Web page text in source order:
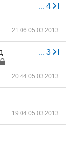
... 4
21:06 05.03.2013
... 3
20:44 05.03.2013
19:04 05.03.2013